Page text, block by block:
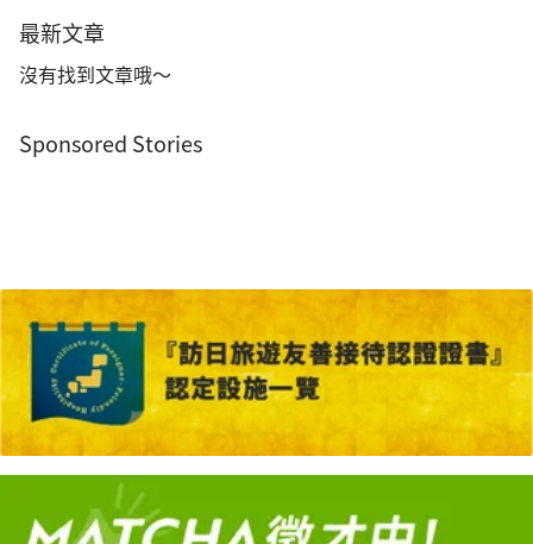
最新文章
沒有找到文章哦～
Sponsored Stories